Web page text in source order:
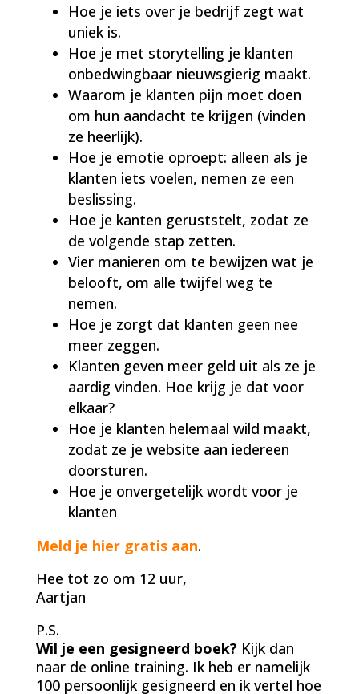
Hoe je iets over je bedrijf zegt wat
uniek is.
Hoe je met storytelling je klanten
onbedwingbaar nieuwsgierig maakt.
Waarom je klanten pijn moet doen
om hun aandacht te krijgen (vinden
ze heerlijk).
Hoe je emotie oproept: alleen als je
klanten iets voelen, nemen ze een
beslissing.
Hoe je kanten geruststelt, zodat ze
de volgende stap zetten.
Vier manieren om te bewijzen wat je
belooft, om alle twijfel weg te
nemen.
Hoe je zorgt dat klanten geen nee
meer zeggen.
Klanten geven meer geld uit als ze je
aardig vinden. Hoe krijg je dat voor
elkaar?
Hoe je klanten helemaal wild maakt,
zodat ze je website aan iedereen
doorsturen.
Hoe je onvergetelijk wordt voor je
klanten
Meld je hier gratis aan.
Hee tot zo om 12 uur,
Aartjan
P.S.
Wil je een gesigneerd boek? Kijk dan
naar de online training. Ik heb er namelijk
100 persoonlijk gesigneerd en ik vertel hoe